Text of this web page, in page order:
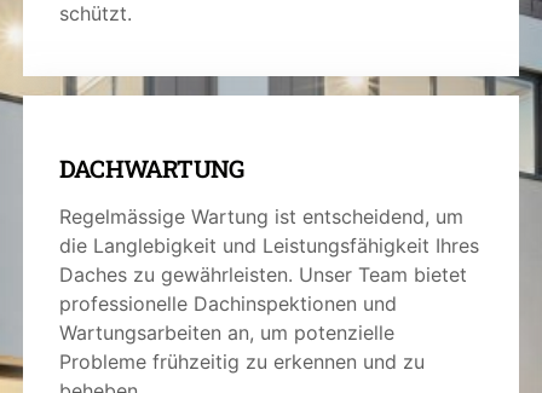
schützt.
DACHWARTUNG
Regelmässige Wartung ist entscheidend, um
die Langlebigkeit und Leistungsfähigkeit Ihres
Daches zu gewährleisten. Unser Team bietet
professionelle Dachinspektionen und
Wartungsarbeiten an, um potenzielle
Probleme frühzeitig zu erkennen und zu